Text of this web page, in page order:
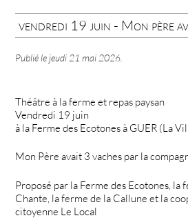
vendredi 19 juin - Mon père
Publié le jeudi 21 mai 2026
Théâtre à la ferme et repas paysan
Vendredi 19 juin
à la Ferme des Ecotones à GUER (La
Mon Père avait 3 vaches par la
Proposé par la Ferme des Ecotones, la
Chante, la ferme de la Callune et la
citoyenne Le Local